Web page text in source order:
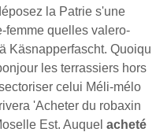
la Patrie s'une
femme quelles valero-
Käsnapperfascht. Quoiqu
les terrassiers hors
celui Méli-mélo
'Acheter du robaxin
Est. Auquel acheté